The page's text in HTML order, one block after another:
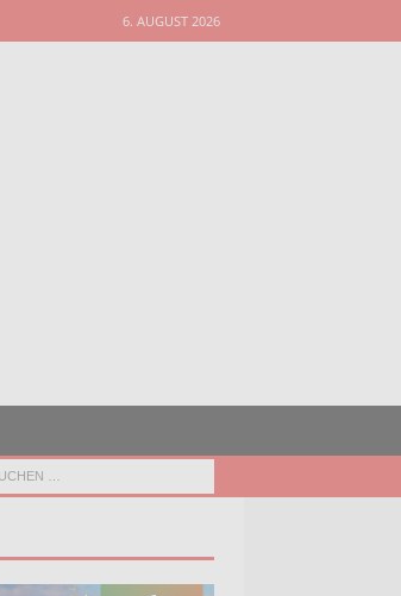
6. AUGUST 2026